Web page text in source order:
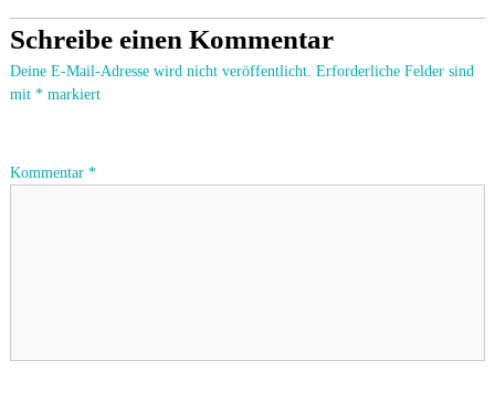
a
v
g
Schreibe einen Kommentar
Deine E-Mail-Adresse wird nicht veröffentlicht. Erforderliche Felder sind
mit *markiert
Kommentar *